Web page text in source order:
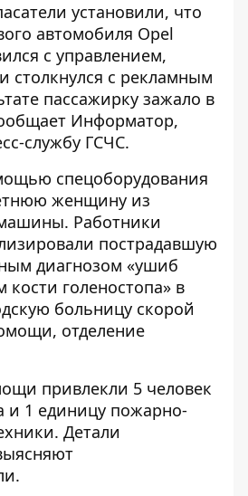
установили, что
автомобиля Opel
с управлением,
столкнулся с рекламным
пассажирку зажало в
Информатор,
службу ГСЧС.
спецоборудования
женщину из
Работники
пострадавшую
диагнозом «ушиб
кости голеностопа» в
больницу скорой
отделение
привлекли 5 человек
и 1 единицу пожарно-
Детали